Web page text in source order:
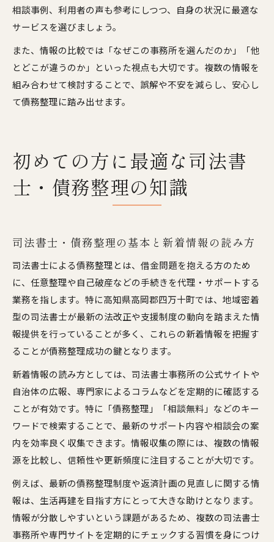
相談事例、利用者の声も参考にしつつ、自身の状況に最適な
サービスを選びましょう。
また、情報の比較では「なぜこの事務所を選んだのか」「他
とどこが違うのか」といった視点も大切です。複数の情報を
組み合わせて検討することで、誤解や不安を減らし、安心し
て債務整理に踏み出せます。
初めての方に最適な司法書
士・債務整理の知識
司法書士・債務整理の基本と新着情報の読み方
司法書士による債務整理とは、借金問題を抱える方のため
に、任意整理や自己破産などの手続きを代理・サポートする
業務を指します。特に高知県高岡郡四万十町では、地域密着
型の司法書士が最新の法改正や支援制度の動向を踏まえた情
報提供を行っていることが多く、これらの新着情報を把握す
ることが債務整理成功の鍵となります。
新着情報の読み方としては、司法書士事務所の公式サイトや
自治体の広報、専門家によるコラムなどを定期的に確認する
ことが有効です。特に「債務整理」「相談無料」などのキー
ワードで検索することで、最新のサポート内容や相談会の案
内を効率良く収集できます。情報収集の際には、複数の情報
源を比較し、信頼性や更新頻度に注目することが大切です。
例えば、最新の債務整理制度や返済計画の見直しに関する情
報は、生活再建を目指す方にとって大きな助けとなります。
情報が分散しやすいという課題があるため、複数の司法書士
事務所や専門サイトを定期的にチェックする習慣を身につけ